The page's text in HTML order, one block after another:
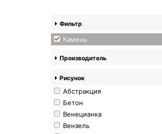
Фильтр
Камень
Производитель
Рисунок
Абстракция
Бетон
Венецианка
Вензель